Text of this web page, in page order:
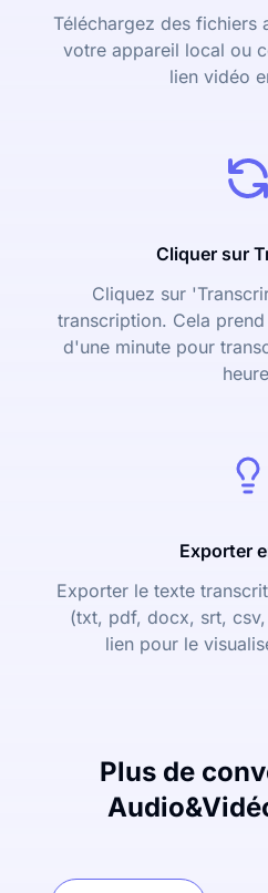
Téléchargez des fichiers
votre appareil local ou
lien vidéo
Cliquer sur
Cliquez sur
transcription. Cela
d'une minute pour
Exporter
Exporter le texte
(txt, pdf, docx, srt,
lien pour le
Plus de